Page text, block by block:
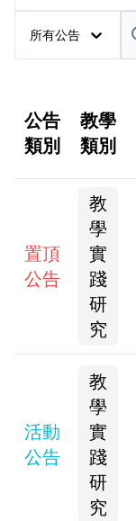
所有公告
公告
類別
教學
類別
置頂
公告
教
學
實
踐
研
究
活動
公告
教
學
實
踐
研
究